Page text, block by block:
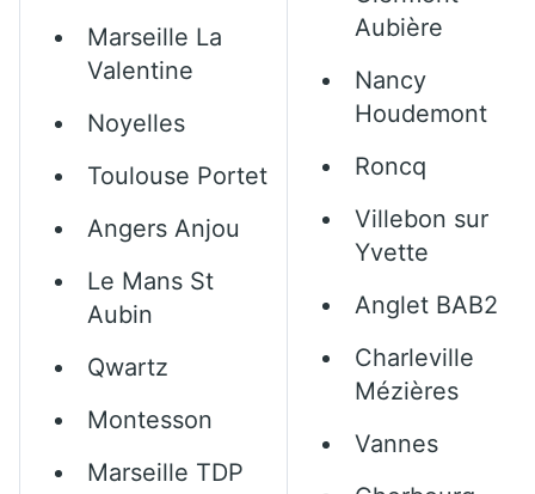
Marseille La
Valentine
Noyelles
Toulouse Portet
Angers Anjou
Le Mans St
Aubin
Qwartz
Montesson
Marseille TDP
Aubière
Nancy
Houdemont
Roncq
Villebon sur
Yvette
Anglet BAB2
Charleville
Mézières
Vannes